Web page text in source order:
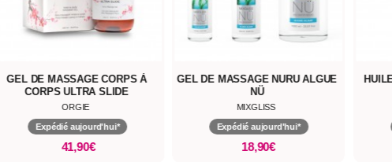
GEL DE MASSAGE CORPS À
CORPS ULTRA SLIDE
ORGIE
Expédié aujourd'hui*
41,90€
GEL DE MASSAGE NURU ALGUE
NÜ
MIXGLISS
Expédié aujourd'hui*
18,90€